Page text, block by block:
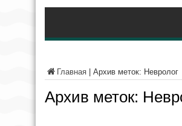
Главная Архив меток: Невролог
Архив меток: